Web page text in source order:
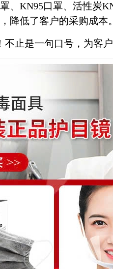
、KN95口罩、活性炭
降低了客户的采购成本
止是一句口号，为客户